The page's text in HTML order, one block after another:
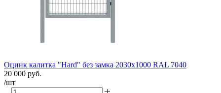
Оцинк калитка "Hard" без замка 2030х1000 RAL 7040
20 000 руб.
/шт